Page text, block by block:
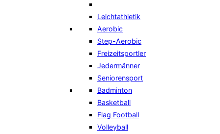
Leichtathletik
Aerobic
Step-Aerobic
Freizeitsportler
Jedermänner
Seniorensport
Badminton
Basketball
Flag Football
Volleyball